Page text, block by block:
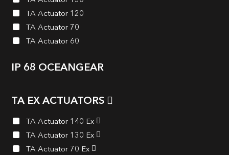
TA Actuator 120
TA Actuator 70
TA Actuator 60
IP 68 OCEANGEAR
TA EX ACTUATORS
TA Actuator 140 Ex
TA Actuator 130 Ex
TA Actuator 70 Ex